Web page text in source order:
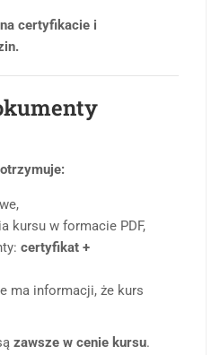
certyfikacie i
kursu w formacie PDF,
certyfikat +
ma informacji, że kurs
zawsze w cenie kursu.